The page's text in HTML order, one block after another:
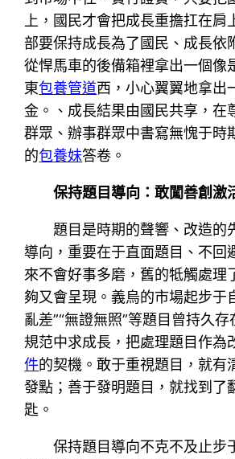
上，國民才會把成長重擔扛在肩
部要保持成長為了國民、成長依
從悍馬車的後備箱裡拿出一個像
東包養管道西，小心翼翼地拿出
金。、成長結果由國民共享，在
群眾、辦事群眾中書寫無愧于時
的包養妹答卷。
保持題目導向：敢闖善創激
題目是時期的聲響、改造的
導向，重要在于直面題目、不回
來不會好事多磨，舊的牴觸處理
夠又會呈現。義烏的市場起步于
亂差”“無證無照”等題目曾持久
規范中求成長，把處理題目作為
件的契機。敢于重視題目，就有
發點；善于發明題目，就找到了
匙。
保持題目導向不克不及止步